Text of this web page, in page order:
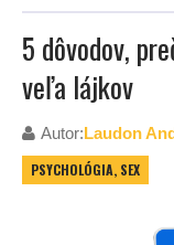
5 dôvodov,
veľa lájkov
Autor:Laudon
PSYCHOLÓGIA, SEX